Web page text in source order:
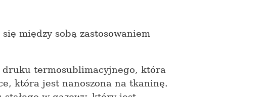
między sobą zastosowaniem
termosublimacyjnego, która
która jest nanoszona na tkaninę.